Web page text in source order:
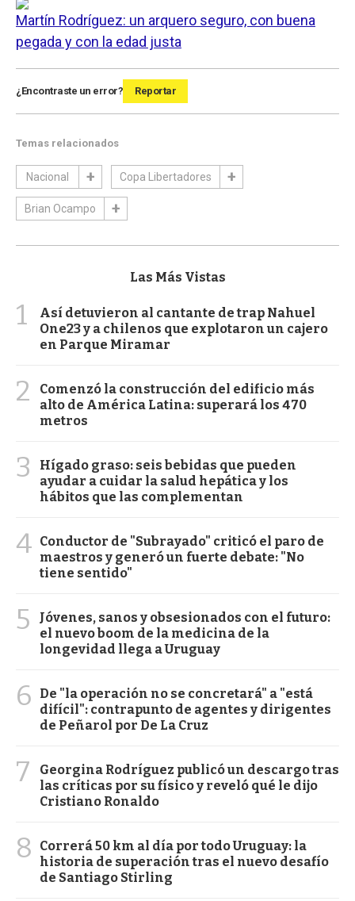
Martín Rodríguez: un arquero seguro, con buena
pegada y con la edad justa
¿Encontraste un error? Reportar
Temas relacionados
Nacional Copa Libertadores
Brian Ocampo
Las Más Vistas
1
Así detuvieron al cantante de trap Nahuel
One23 y a chilenos que explotaron un cajero
en Parque Miramar
2
Comenzó la construcción del edificio más
alto de América Latina: superará los 470
metros
3
Hígado graso: seis bebidas que pueden
ayudar a cuidar la salud hepática y los
hábitos que las complementan
4 Conductor de "Subrayado" criticó el paro de
maestros y generó un fuerte debate: "No
tiene sentido"
5
Jóvenes, sanos y obsesionados con el futuro:
el nuevo boom de la medicina de la
longevidad llega a Uruguay
6
De "la operación no se concretará" a "está
difícil": contrapunto de agentes y dirigentes
de Peñarol por De La Cruz
7
Georgina Rodríguez publicó un descargo tras
las críticas por su físico y reveló qué le dijo
Cristiano Ronaldo
8
Correrá 50 km al día por todo Uruguay: la
historia de superación tras el nuevo desafío
de Santiago Stirling